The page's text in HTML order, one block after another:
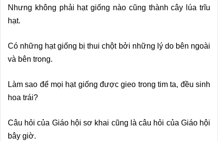
Nhưng không phải hạt giống nào cũng thành cây lúa trĩu
hạt.
Có những hạt giống bị thui chột bởi những lý do bên ngoài
và bên trong.
Làm sao để mọi hạt giống được gieo trong tim ta, đều sinh
hoa trái?
Câu hỏi của Giáo hội sơ khai cũng là câu hỏi của Giáo hội
bây giờ.